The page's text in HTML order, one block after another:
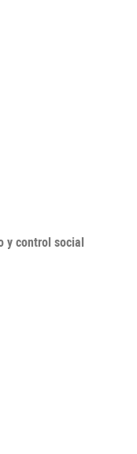
y control social